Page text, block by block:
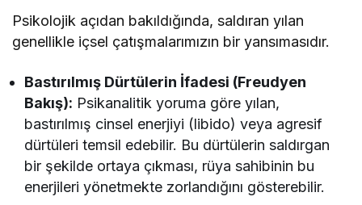
Psikolojik açıdan bakıldığında, saldıran yılan
genellikle içsel çatışmalarımızın bir yansımasıdır.
Bastırılmış Dürtülerin İfadesi (Freudyen
Bakış): Psikanalitik yoruma göre yılan,
bastırılmış cinsel enerjiyi (libido) veya agresif
dürtüleri temsil edebilir. Bu dürtülerin saldırgan
bir şekilde ortaya çıkması, rüya sahibinin bu
enerjileri yönetmekte zorlandığını gösterebilir.